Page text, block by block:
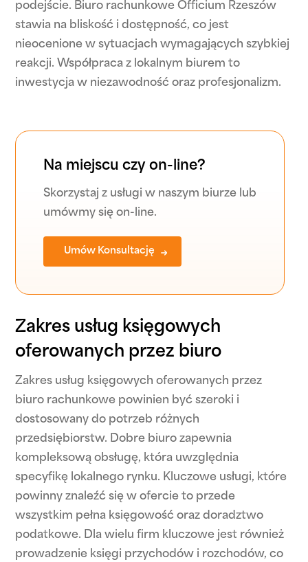
podejście. Biuro rachunkowe Officium Rzeszów
stawia na bliskość i dostępność, co jest
nieocenione w sytuacjach wymagających szybkiej
reakcji. Współpraca z lokalnym biurem to
inwestycja w niezawodność oraz profesjonalizm.
Na miejscu czy on-line?
Skorzystaj z usługi w naszym biurze lub
umówmy się on-line.
Umów Konsultację
Zakres usług księgowych
oferowanych przez biuro
Zakres usług księgowych oferowanych przez
biuro rachunkowe powinien być szeroki i
dostosowany do potrzeb różnych
przedsiębiorstw. Dobre biuro zapewnia
kompleksową obsługę, która uwzględnia
specyfikę lokalnego rynku. Kluczowe usługi, które
powinny znaleźć się w ofercie to przede
wszystkim pełna księgowość oraz doradztwo
podatkowe. Dla wielu firm kluczowe jest również
prowadzenie księgi przychodów i rozchodów, co